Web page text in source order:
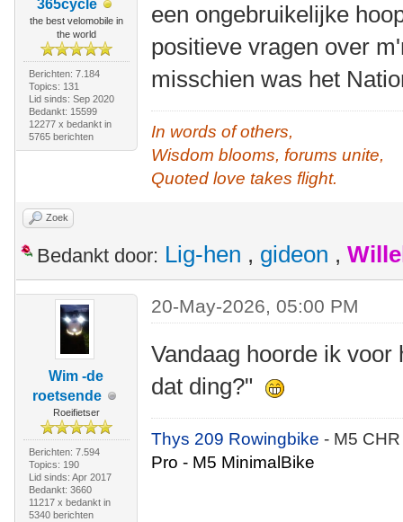
365cycle
the best velomobile in
the world
Berichten: 7.184
Topics: 131
Lid sinds: Sep 2020
Bedankt: 15599
12277 x bedankt in
5765 berichten
een ongebruikelijke
positieve vragen over
misschien was het
In words of others,
Wisdom blooms, forums unite,
Quoted love takes flight.
Zoek
Bedankt door: Lig-hen , gideon ,
Wim -de
roetsende
Roeifietser
Berichten: 7.594
Topics: 190
Lid sinds: Apr 2017
Bedankt: 3660
11217 x bedankt in
5340 berichten
20-May-2026, 05:00 PM
Vandaag hoorde ik
dat ding?"
Thys 209 Rowingbike- M5
Pro - M5 MinimalBike